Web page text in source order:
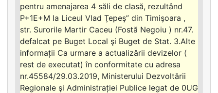
pentru amenajarea 4 săli de clasă, rezultând
P+1E+M la Liceul Vlad Ţepeş” din Timişoara ,
str. Surorile Martir Caceu (Fostă Negoiu ) nr.47.
defalcat pe Buget Local şi Buget de Stat. 3.Alte
informații Ca urmare a actualizării devizelor (
rest de executat) în conformitate cu adresa
nr.45584/29.03.2019, Ministerului Dezvoltării
Regionale şi Administrației Publice legat de 0UG